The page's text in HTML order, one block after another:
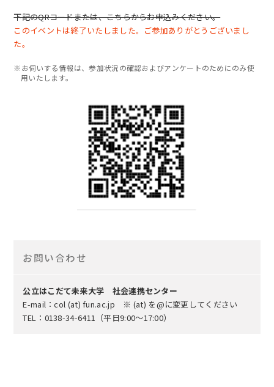
下記のQRコードまたは、こちらからお申込みください。
このイベントは終了いたしました。ご参加ありがとうございまし
た。
※お伺いする情報は、参加状況の確認およびアンケートのためにのみ使
用いたします。
お問い合わせ
公立はこだて未来大学 社会連携センター
E-mail：col (at) fun.ac.jp ※ (at) を@に変更してください
TEL：0138-34-6411（平日9:00～17:00）